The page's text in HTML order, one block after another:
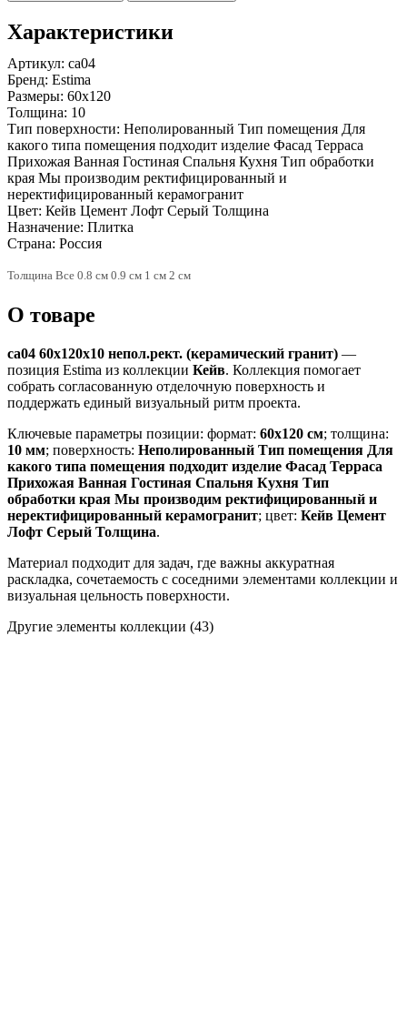
Характеристики
Артикул: ca04
Бренд: Estima
Размеры: 60x120
Толщина: 10
Тип поверхности: Неполированный Тип помещения Для
какого типа помещения подходит изделие Фасад Терраса
Прихожая Ванная Гостиная Спальня Кухня Тип обработки
края Мы производим ректифицированный и
неректифицированный керамогранит
Цвет: Кейв Цемент Лофт Серый Толщина
Назначение: Плитка
Страна: Россия
Толщина Все 0.8 см 0.9 см 1 см 2 см
О товаре
ca04 60x120x10 непол.рект. (керамический гранит) —
позиция Estima из коллекции Кейв. Коллекция помогает
собрать согласованную отделочную поверхность и
поддержать единый визуальный ритм проекта.
Ключевые параметры позиции: формат: 60x120 см; толщина:
10 мм; поверхность: Неполированный Тип помещения Для
какого типа помещения подходит изделие Фасад Терраса
Прихожая Ванная Гостиная Спальня Кухня Тип
обработки края Мы производим ректифицированный и
неректифицированный керамогранит; цвет: Кейв Цемент
Лофт Серый Толщина.
Материал подходит для задач, где важны аккуратная
раскладка, сочетаемость с соседними элементами коллекции и
визуальная цельность поверхности.
Другие элементы коллекции (43)